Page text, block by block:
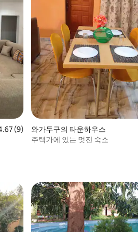
4.67점(5점 만점), 후기 9개
(9)
와가두구의 타운하우스
주택가에 있는 멋진 숙소